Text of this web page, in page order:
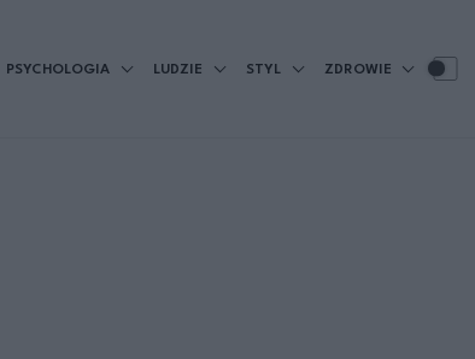
PSYCHOLOGIA LUDZIE STYL ZDROWIE